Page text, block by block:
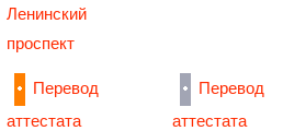
Ленинский
проспект
Перевод
аттестата
Перевод
аттестата